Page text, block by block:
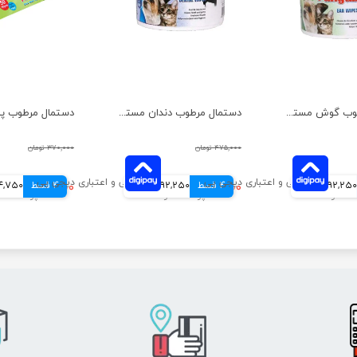
۳۷۰,۰۰۰ تومان
۲۵۹,۰۰۰ تومان
4 قسط 64,750
دستمال مرطوب دندان مستر پنگوئین بسته 70 عددی
۴۷۵,۰۰۰ تومان
۳۶۹,۰۰۰ تومان
4 قسط 92,250 تومانی
دستمال مرطوب گوش مستر پنگوئین بسته 70 عددی
92,250 تومانی